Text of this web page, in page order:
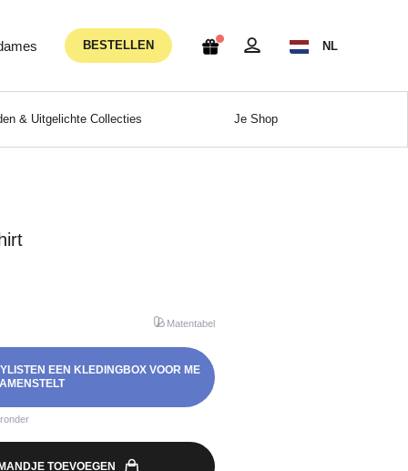
BESTELLEN NL
& Uitgelichte Collecties Je Shop
Matentabel
EEN KLEDINGBOX VOOR ME
TOEVOEGEN